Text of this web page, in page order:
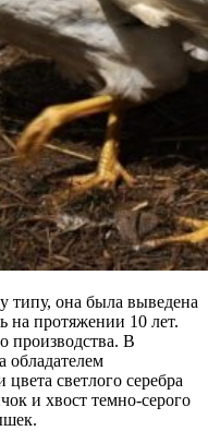
типу, она была выведена
на протяжении 10 лет.
производства. В
обладателем
светлого серебра
и хвост темно-серого